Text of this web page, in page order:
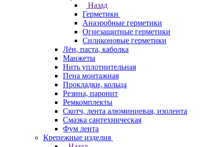
Назад
Герметики
Анаэробные герметики
Огнезащитные герметики
Силиконовые герметики
Лён, паста, каболка
Манжеты
Нить уплотнительная
Пена монтажная
Прокладки, кольца
Резина, паронит
Ремкомплекты
Скотч, лента алюминиевая, изолента
Смазка сантехническая
Фум лента
Крепежные изделия